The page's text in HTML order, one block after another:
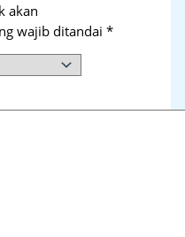
akan
wajib ditandai*